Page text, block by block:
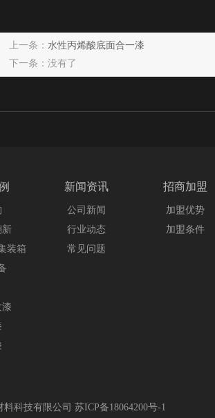
上一条： 水性丙烯酸底面合一漆
下一条：没有了
新
装箱
新闻资讯
公司新闻
行业动态
常见问题
招商加盟
加盟优势
加盟条件
料科技有限公司 苏ICP备18064200号-1